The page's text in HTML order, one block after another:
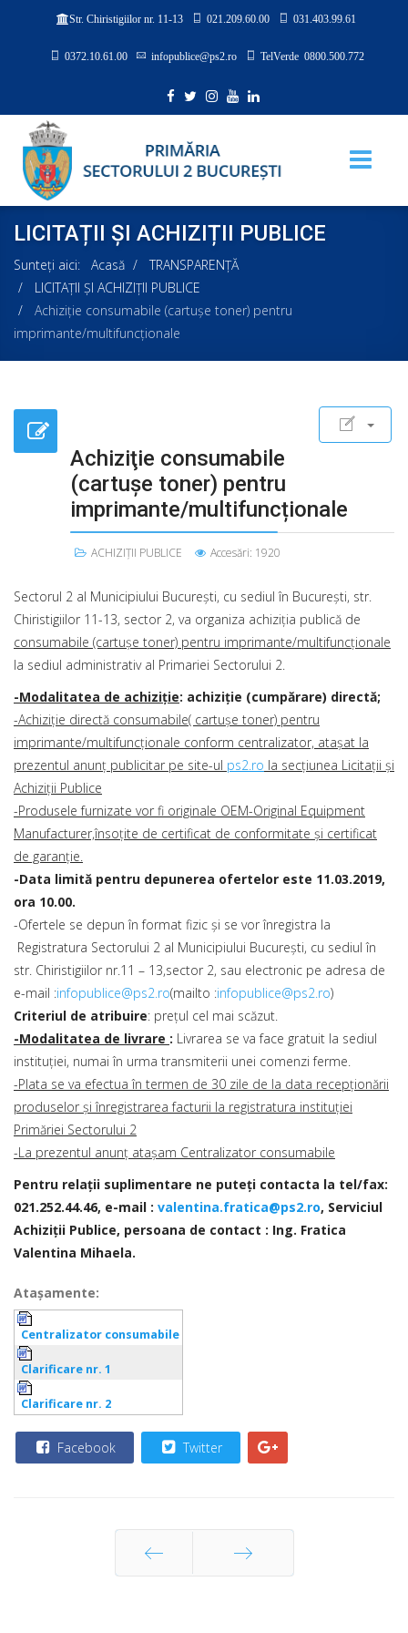
Str. Chiristigiilor nr. 11-13 021.209.60.00 031.403.99.61
0372.10.61.00 infopublice@ps2.ro TelVerde 0800.500.772
LICITAȚII ȘI ACHIZIȚII PUBLICE
Sunteți aici: Acasă
TRANSPARENȚĂ
LICITAȚII ȘI ACHIZIȚII PUBLICE
Achiziţie consumabile (cartușe toner) pentru
imprimante/multifuncționale
Achiziţie consumabile
(cartușe toner) pentru
imprimante/multifuncționale
ACHIZIȚII PUBLICE Accesări: 1920
Sectorul 2 al Municipiului Bucureşti, cu sediul în Bucureşti, str.
Chiristigiilor 11-13, sector 2, va organiza achiziţia publică de
consumabile (cartușe toner) pentru imprimante/multifuncționale
la sediul administrativ al Primariei Sectorului 2.
-Modalitatea de achiziţie: achiziție (cumpărare) directă;
-Achiziție directă consumabile( cartușe toner) pentru
imprimante/multifuncționale conform centralizator, atașat la
prezentul anunț publicitar pe site-ul ps2.ro la secțiunea Licitații și
Achiziții Publice
-Produsele furnizate vor fi originale OEM-Original Equipment
Manufacturer,însoțite de certificat de conformitate și certificat
de garanție.
-Data limită pentru depunerea ofertelor este 11.03.2019,
ora 10.00.
-Ofertele se depun în format fizic și se vor înregistra la
Registratura Sectorului 2 al Municipiului Bucureşti, cu sediul în
str. Chiristigiilor nr.11 – 13,sector 2, sau electronic pe adresa de
e-mail :infopublice@ps2.ro(mailto :infopublice@ps2.ro)
Criteriul de atribuire: prețul cel mai scăzut.
-Modalitatea de livrare : Livrarea se va face gratuit la sediul
instituției, numai în urma transmiterii unei comenzi ferme.
-Plata se va efectua în termen de 30 zile de la data recepționării
produselor și înregistrarea facturii la registratura instituției
Primăriei Sectorului 2
-La prezentul anunț atașam Centralizator consumabile
Pentru relaţii suplimentare ne puteţi contacta la tel/fax:
021.252.44.46, e-mail : valentina.fratica@ps2.ro, Serviciul
Achiziţii Publice, persoana de contact : Ing. Fratica
Valentina Mihaela.
Ataşamente:
Centralizator consumabile
Clarificare nr. 1
Clarificare nr. 2
Facebook Twitter